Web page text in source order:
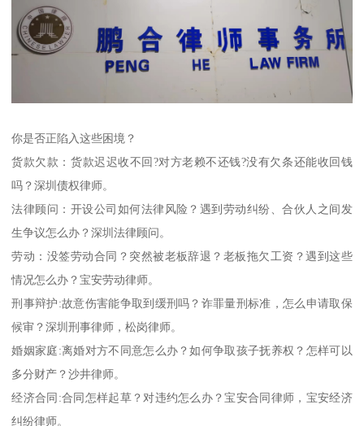
你是否正陷入这些困境？
货款欠款：货款迟迟收不回?对方老赖不还钱?没有欠条还能收回钱
吗？深圳债权律师。
法律顾问：开设公司如何法律风险？遇到劳动纠纷、合伙人之间发
生争议怎么办？深圳法律顾问。
劳动：没签劳动合同？突然被老板辞退？老板拖欠工资？遇到这些
情况怎么办？宝安劳动律师。
刑事辩护:故意伤害能争取到缓刑吗？诈罪量刑标准，怎么申请取保
候审？深圳刑事律师，松岗律师。
婚姻家庭:离婚对方不同意怎么办？如何争取孩子抚养权？怎样可以
多分财产？沙井律师。
经济合同:合同怎样起草？对违约怎么办？宝安合同律师，宝安经济
纠纷律师。